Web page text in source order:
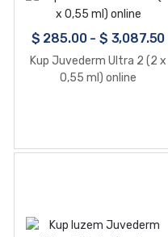
$ 285.00- $ 3,087.50
Kup Juvederm Ultra 2 (2 x
0,55 ml) online